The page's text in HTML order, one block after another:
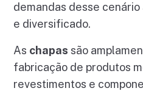
demandas desse
e diversificado.
As chapas são
fabricação de produtos
revestimentos e